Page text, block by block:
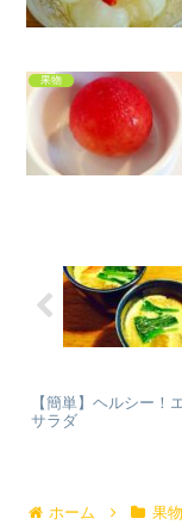
果物
【簡単】ヘルシー！
サラダ
ホーム 果物